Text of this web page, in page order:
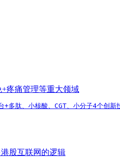
+疼痛管理等重大领域
多肽、小核酸、CGT、小分子4个创
股互联网的逻辑